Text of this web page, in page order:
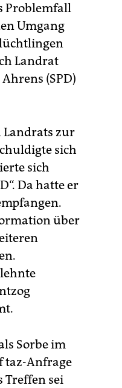
Problemfall
Umgang
Landrat
(SPD)
Landrats zur
sich
sich
Da hatte er
über
Sorbe im
taz-Anfrage
Treffen sei